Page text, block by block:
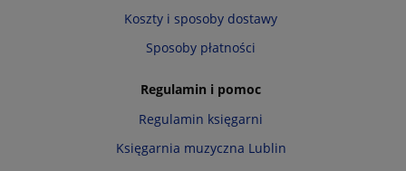
Koszty i sposoby dostawy
Sposoby płatności
Regulamin i pomoc
Regulamin księgarni
Księgarnia muzyczna Lublin